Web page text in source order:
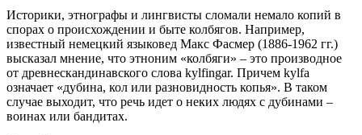
Историки, этнографы и лингвисты сломали немало копий в
спорах о происхождении и быте колбягов. Например,
известный немецкий языковед Макс Фасмер (1886-1962 гг.)
высказал мнение, что этноним «колбяги» – это производное
от древнескандинавского слова kylfingar. Причем kylfa
означает «дубина, кол или разновидность копья». В таком
случае выходит, что речь идет о неких людях с дубинами –
воинах или бандитах.